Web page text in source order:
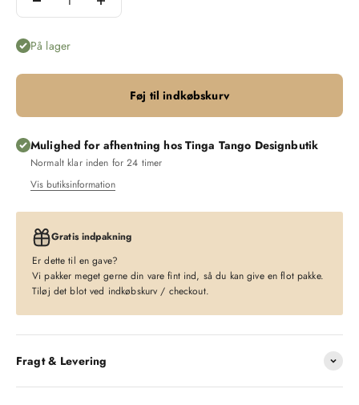
På lager
Føj til indkøbskurv
Mulighed for afhentning hos Tinga Tango Designbutik
Normalt klar inden for 24 timer
Vis butiksinformation
Gratis indpakning
Er dette til en gave?
Vi pakker meget gerne din vare fint ind, så du kan give en flot pakke.
Tiløj det blot ved indkøbskurv / checkout.
Fragt & Levering